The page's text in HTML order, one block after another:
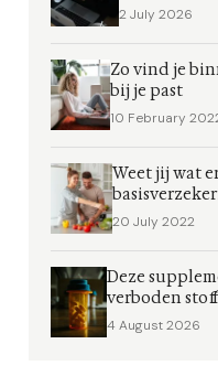
2 July 2026
Zo vind je
bij je past
10 February
Weet jij wat
20 July 2022
Deze
verboden
4 August 2026